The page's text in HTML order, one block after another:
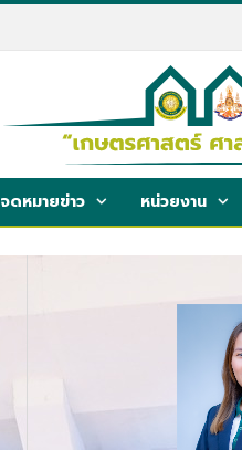
จดหมายข่าว หน่วยงาน